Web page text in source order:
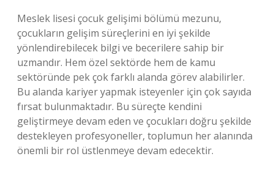
Meslek lisesi çocuk gelişimi bölümü mezunu,
çocukların gelişim süreçlerini en iyi şekilde
yönlendirebilecek bilgi ve becerilere sahip bir
uzmandır. Hem özel sektörde hem de kamu
sektöründe pek çok farklı alanda görev alabilirler.
Bu alanda kariyer yapmak isteyenler için çok sayıda
fırsat bulunmaktadır. Bu süreçte kendini
geliştirmeye devam eden ve çocukları doğru şekilde
destekleyen profesyoneller, toplumun her alanında
önemli bir rol üstlenmeye devam edecektir.